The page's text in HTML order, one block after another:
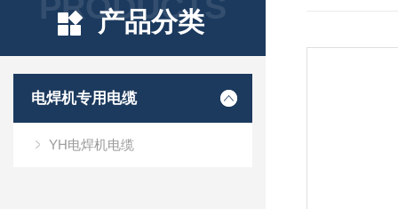
产品分类
电焊机专用电缆
YH电焊机电缆